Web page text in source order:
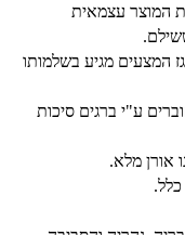
המוצר עצמאית
המצעים מגיע בשלמותו
ע"י ברגים סיכות
אורן מלא.